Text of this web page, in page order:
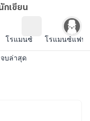
กเขียน
โรแมนซ์
โรแมนซ์แฟน
จบล่าสุด